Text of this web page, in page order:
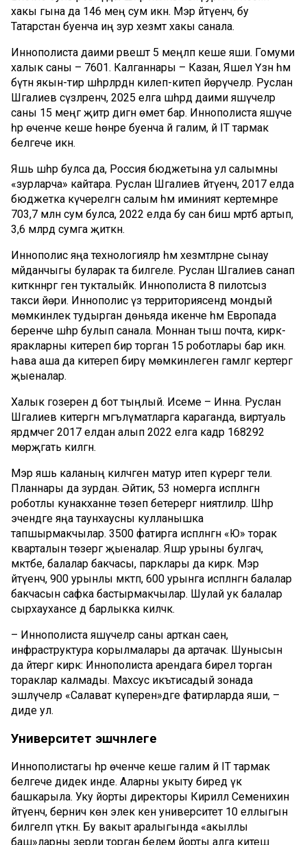
хакы гына да 146 мең сум икән. Мэр әйтүенчә, бу
Татарстан буенча иң зур хезмәт хакы санала.
Иннополиста даими рәвештә 5 меңләп кеше яши. Гомуми
халык саны – 7601. Калганнары – Казан, Яшел Үзән һәм
бүтән якын-тирә шәһәрләрдән килеп-китеп йөрүчеләр. Руслан
Шәгалиев сүзләренчә, 2025 елга шәһәрдә даими яшәүчеләр
саны 15 меңгә җитәр дигән өмет бар. Иннополиста яшәүче
һәр өченче кеше һөнәре буенча йә галим, йә IT тармак
белгече икән.
Яшь шәһәр булса да, Россия бюджетына ул салымны
«зурларча» кайтара. Руслан Шәгалиев әйтүенчә, 2017 елда
бюджетка күчерелгән салым һәм иминият кертемнәре
703,7 млн сум булса, 2022 елда бу сан биш мәртәбә артып,
3,6 млрд сумга җиткән.
Иннополис яңа технологияләр һәм хезмәтләрне сынау
мәйданчыгы буларак та билгеле. Руслан Шәгалиев санап
киткәннәргә генә тукталыйк. Иннополиста 8 пилотсыз
такси йөри. Иннополис үз территориясендә мондый
мөмкинлек тудырган дөньяда икенче һәм Европада
беренче шәһәр булып санала. Моннан тыш почта, кирәк-
яракларны китереп бирә торган 15 роботлары бар икән.
Һава аша да китереп бирү мөмкинлеген гамәлгә кертергә
җыеналар.
Халык гозерен дә бот тыңлый. Исеме – Инна. Руслан
Шәгалиев китергән мәгълүматларга караганда, виртуаль
ярдәмчегә 2017 елдан алып 2022 елга кадәр 168292
мөрәҗәгать килгән.
Мэр яшь каланың киләчәген матур итеп күрергә тели.
Планнары да зурдан. Әйтик, 53 номерга исәпләнгән
роботлы кунакханәне төзеп бетерергә ниятлиләр. Шәһәр
эчендәге яңа таунхаусны кулланышка
тапшырмакчылар. 3500 фатирга исәпләнгән «Ю» торак
кварталын төзергә җыеналар. Яшәр урыны булгач,
мәктәбе, балалар бакчасы, парклары да кирәк. Мэр
әйтүенчә, 900 урынлы мәктәп, 600 урынга исәпләнгән балалар
бакчасын сафка бастырмакчылар. Шулай ук балалар
сырхауханәсе дә барлыкка киләчәк.
– Иннополиста яшәүчеләр саны арткан саен,
инфраструктура корылмалары да артачак. Шунысын
да әйтергә кирәк: Иннополиста арендага бирелә торган
тораклар калмады. Махсус икътисадый зонада
эшләүчеләр «Салават күперен»дәге фатирларда яши, –
диде ул.
Университет эшчәнлеге
Иннополистагы һәр өченче кеше галим йә IT тармак
белгече дидек инде. Аларны укыту биредә үк
башкарыла. Уку йорты директоры Кирилл Семенихин
әйтүенчә, берничә көн элек кенә университет 10 еллыгын
билгеләп үткән. Бу вакыт аралыгында «акыллы
баш»ларны әзерли торган белем йорты алга китеш